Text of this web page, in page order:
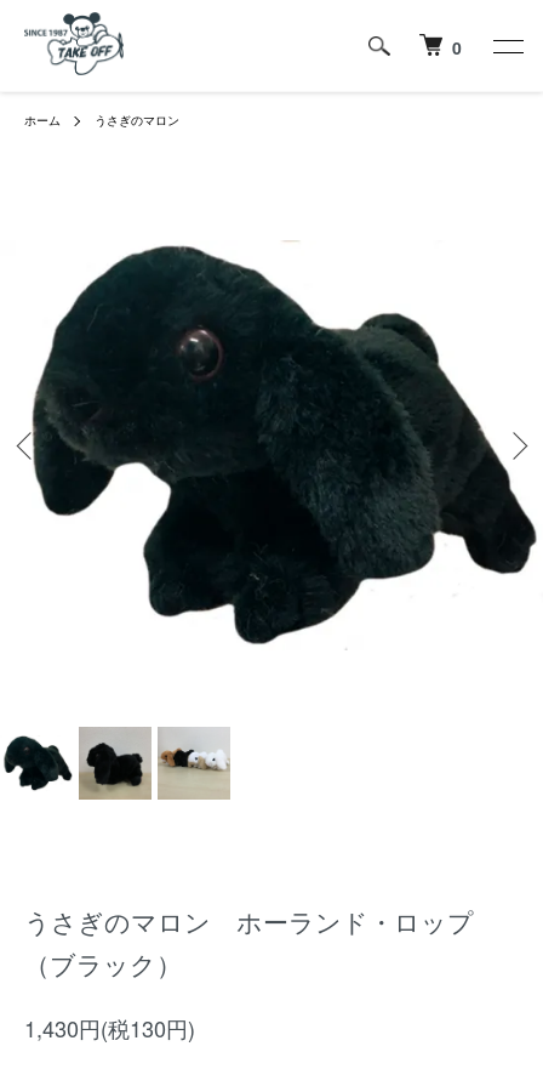
0
ホーム うさぎのマロン
うさぎのマロン ホーランド・ロップ
（ブラック）
1,430円(税130円)